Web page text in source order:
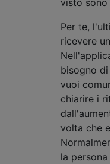
Per te,
ricevere
bisogno
vuoi
chiarire i
volta che
la